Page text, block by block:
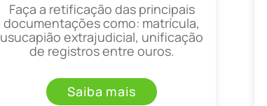
Faça a retificação das principais
documentações como: matrícula,
usucapião extrajudicial, unificação
de registros entre ouros.
Saiba mais